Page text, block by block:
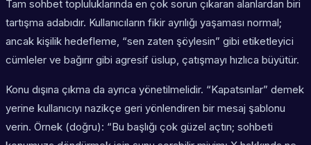
Tam sohbet topluluklarında en çok sorun çıkaran alanlardan biri
tartışma adabıdır. Kullanıcıların fikir ayrılığı yaşaması normal;
ancak kişilik hedefleme, “sen zaten şöylesin” gibi etiketleyici
cümleler ve bağırır gibi agresif üslup, çatışmayı hızlıca büyütür.
Konu dışına çıkma da ayrıca yönetilmelidir. “Kapatsınlar” demek
yerine kullanıcıyı nazikçe geri yönlendiren bir mesaj şablonu
verin. Örnek (doğru): “Bu başlığı çok güzel açtın; sohbeti